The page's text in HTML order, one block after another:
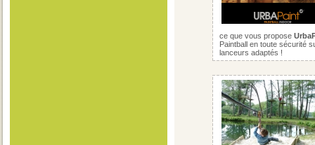
ce que vous propose
Paintball en toute sécurité
lanceurs adaptés !